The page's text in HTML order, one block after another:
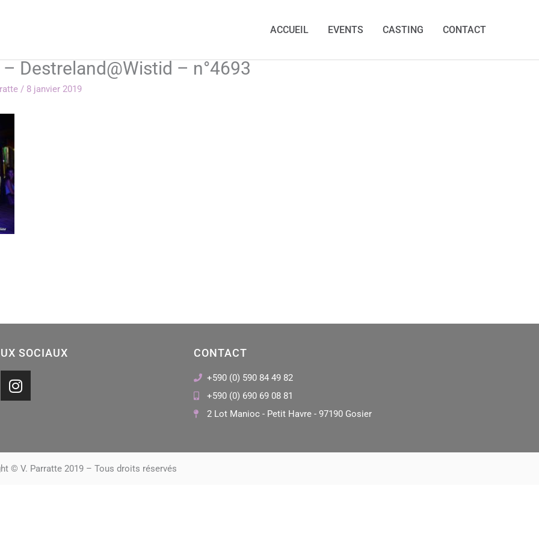
ACCUEIL EVENTS CASTING CONTACT
Destreland@Wistid – n°4693
/ 8 janvier 2019
SOCIAUX
I
n
g
r
CONTACT
+590 (0) 590 84 49 82
+590 (0) 690 69 08 81
2 Lot Manioc - Petit Havre - 97190 Gosier
© V. Parratte 2019 – Tous droits réservés